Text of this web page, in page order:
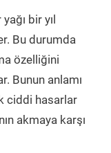
bir yıl
Bu durumda
özelliğini
Bunun anlamı
ciddi hasarlar
akmaya karşı